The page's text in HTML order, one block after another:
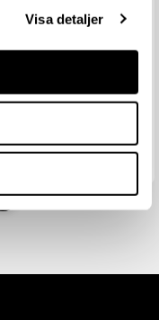
Visa detaljer